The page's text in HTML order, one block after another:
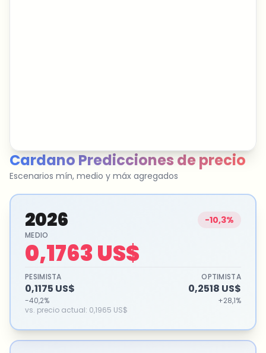
CardanoPredicciones de precio
Escenarios mín, medio y máx agregados
2026 -10,3%
MEDIO
0,1763 US$
PESIMISTA
0,1175 US$
-40,2%
OPTIMISTA
0,2518 US$
+28,1%
vs. precio actual: 0,1965 US$